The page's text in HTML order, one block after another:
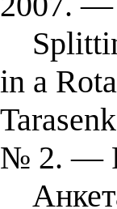
in a
№ 2. —